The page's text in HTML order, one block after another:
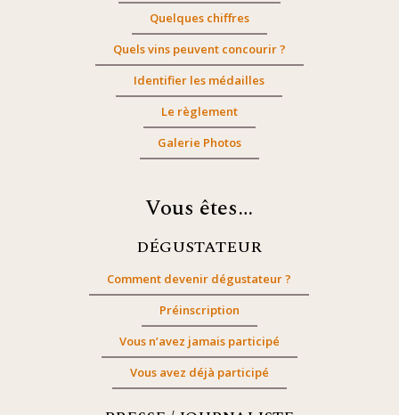
Quelques chiffres
Quels vins peuvent concourir ?
Identifier les médailles
Le règlement
Galerie Photos
Vous êtes…
DÉGUSTATEUR
Comment devenir dégustateur ?
Préinscription
Vous n’avez jamais participé
Vous avez déjà participé